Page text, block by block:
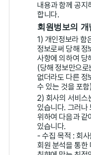
내용과 함께 공지
합니다.
회원벙보의 개
1) 개인정보라 함
정보로써 당해 정
사항에 의하여 당
(당해 정보만으
없더라도 다른 정
수 있는 것을 포
2) 회사의 서비스
있습니다. 그러나
위하여 다음과 같
있습니다.
- 수집 목적 : 회
회원 분석을 통한